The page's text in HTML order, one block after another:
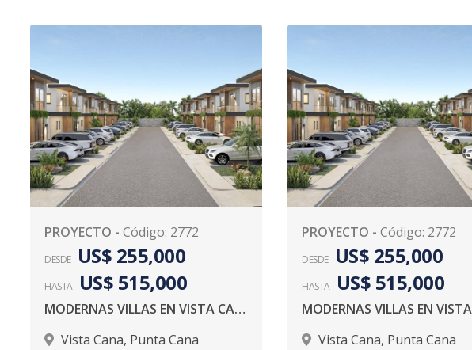
PROYECTO - Código: 2772
DESDE US$ 255,000
HASTA US$ 515,000
MODERNAS VILLAS EN VISTA CANA
Vista Cana, Punta Cana
PROYECTO - Código: 2772
DESDE US$ 255,000
HASTA US$ 515,000
Vista Cana, Punta Cana